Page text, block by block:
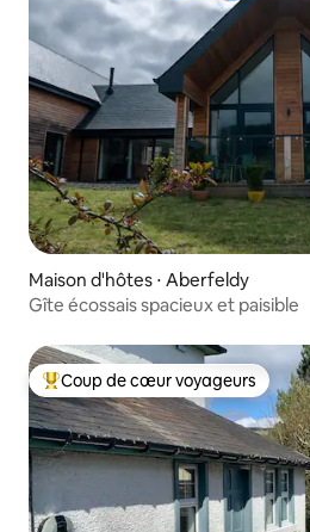
Maison d'hôtes ⋅ Aberfeldy
Gîte écossais spacieux et paisible
Coups de cœur voyageurs les
Coup de cœur voyageurs